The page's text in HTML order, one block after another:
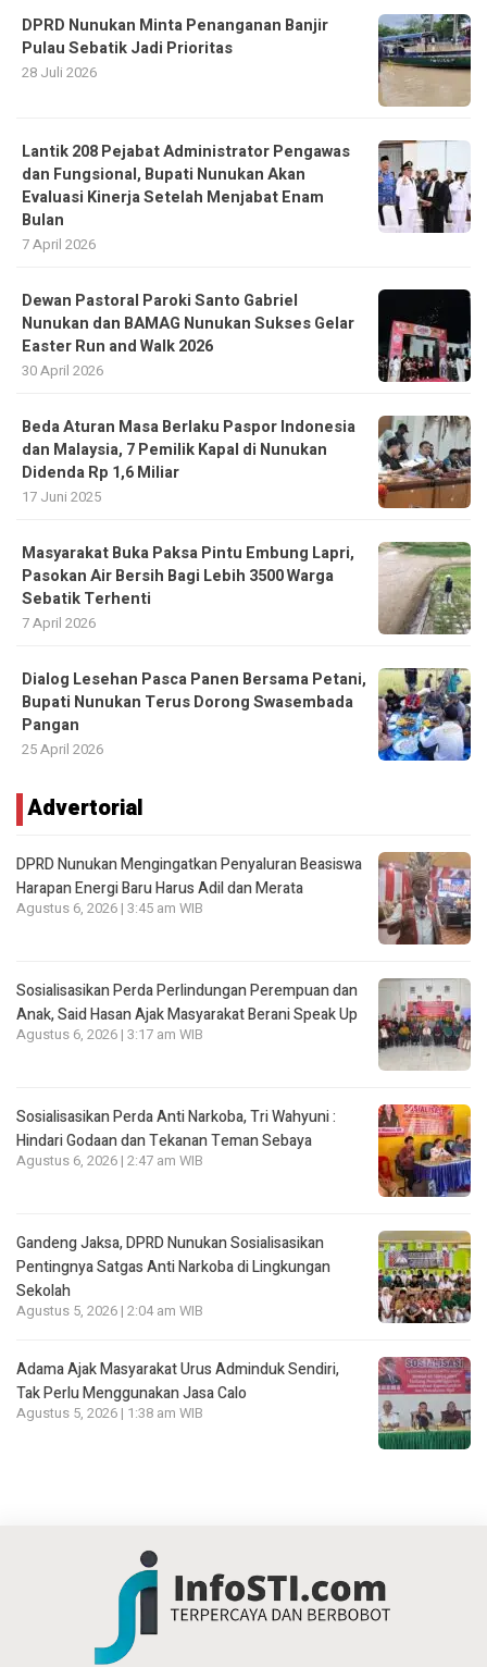
DPRD Nunukan Minta Penanganan Banjir
Pulau Sebatik Jadi Prioritas
28 Juli 2026
Lantik 208 Pejabat Administrator Pengawas
dan Fungsional, Bupati Nunukan Akan
Evaluasi Kinerja Setelah Menjabat Enam
Bulan
7 April 2026
Dewan Pastoral Paroki Santo Gabriel
Nunukan dan BAMAG Nunukan Sukses Gelar
Easter Run and Walk 2026
30 April 2026
Beda Aturan Masa Berlaku Paspor Indonesia
dan Malaysia, 7 Pemilik Kapal di Nunukan
Didenda Rp 1,6 Miliar
17 Juni 2025
Masyarakat Buka Paksa Pintu Embung Lapri,
Pasokan Air Bersih Bagi Lebih 3500 Warga
Sebatik Terhenti
7 April 2026
Dialog Lesehan Pasca Panen Bersama Petani,
Bupati Nunukan Terus Dorong Swasembada
Pangan
25 April 2026
Advertorial
DPRD Nunukan Mengingatkan Penyaluran Beasiswa
Harapan Energi Baru Harus Adil dan Merata
Agustus 6, 2026 | 3:45 am WIB
Sosialisasikan Perda Perlindungan Perempuan dan
Anak, Said Hasan Ajak Masyarakat Berani Speak Up
Agustus 6, 2026 | 3:17 am WIB
Sosialisasikan Perda Anti Narkoba, Tri Wahyuni :
Hindari Godaan dan Tekanan Teman Sebaya
Agustus 6, 2026 | 2:47 am WIB
Gandeng Jaksa, DPRD Nunukan Sosialisasikan
Pentingnya Satgas Anti Narkoba di Lingkungan
Sekolah
Agustus 5, 2026 | 2:04 am WIB
Adama Ajak Masyarakat Urus Adminduk Sendiri,
Tak Perlu Menggunakan Jasa Calo
Agustus 5, 2026 | 1:38 am WIB